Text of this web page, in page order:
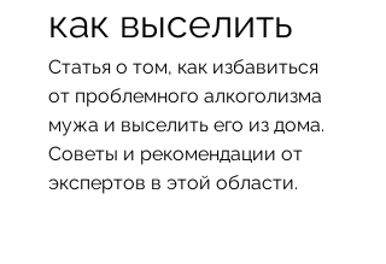
как выселить
Статья о том, как избавиться
от проблемного алкоголизма
мужа и выселить его из дома.
Советы и рекомендации от
экспертов в этой области.